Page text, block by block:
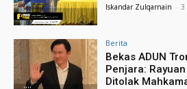
Iskandar Zulqarnain - 3
Berita
Bekas ADUN
Penjara:
Ditolak